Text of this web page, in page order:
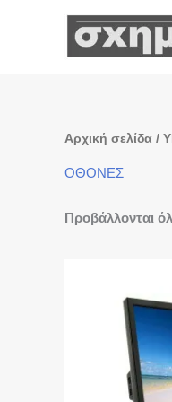
Αρχική σελίδα /
ΟΘΟΝΕΣ
Προβάλλονται
was:
€ 69,90.
τιμή
€